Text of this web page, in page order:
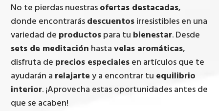
No te pierdas nuestrasofertas destacadas,
donde encontrarásdescuentosirresistibles en una
variedad de productospara tu bienestar. Desde
sets de meditación hastavelas aromáticas,
disfruta de precios especialesen artículos que te
ayudarán a relajartey a encontrar tu equilibrio
interior. ¡Aprovecha estas oportunidades antes de
que se acaben!